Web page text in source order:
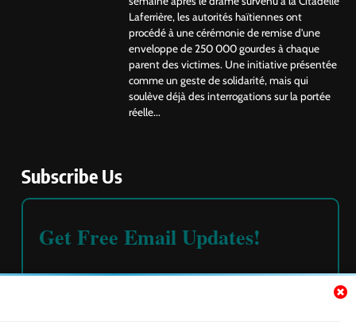
Laferrière, les autorités haïtiennes ont
procédé à une cérémonie de remise d’une
enveloppe de 250 000 gourdes à chaque
parent des victimes. Une initiative présentée
comme un geste de solidarité, mais qui
soulève déjà des interrogations sur la portée
réelle...
Subscribe Us
Get Free Email Updates!